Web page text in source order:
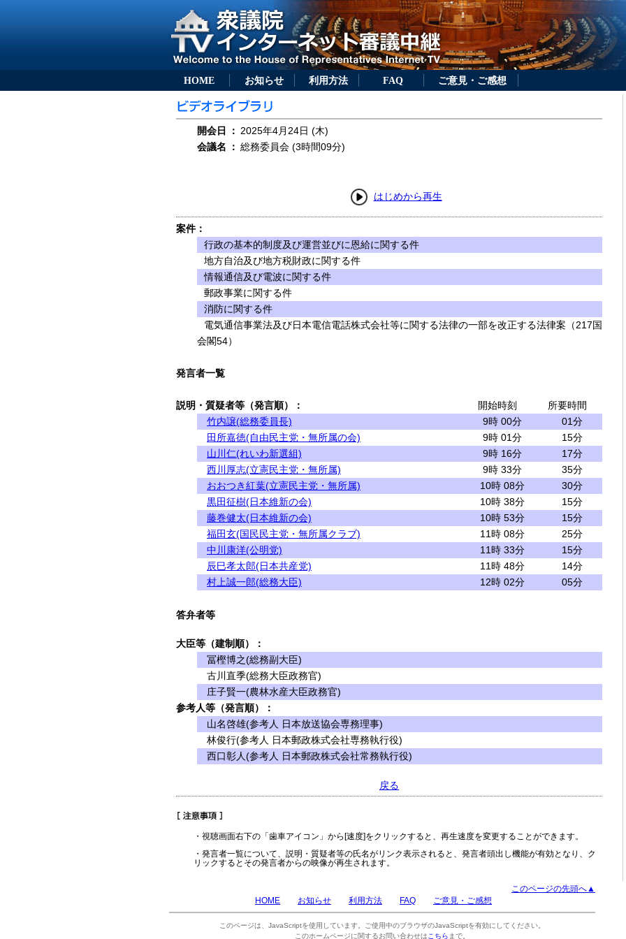
HOME お知らせ 利用方法 FAQ ご意見・ご感想
開会日 ： 2025年4月24日 (木)
会議名
： 総務委員会 (3時間09分)
はじめから再生
案件：
行政の基本的制度及び運営並びに恩給に関する件
地方自治及び地方税財政に関する件
情報通信及び電波に関する件
郵政事業に関する件
消防に関する件
電気通信事業法及び日本電信電話株式会社等に関する法律の一部を改正する法律案（217国
会閣54）
発言者一覧
説明・質疑者等（発言順）： 開始時刻
所要時間
竹内譲(総務委員長)
9時 00分
01分
田所嘉徳(自由民主党・無所属の会)
9時 01分
15分
山川仁(れいわ新選組)
9時 16分
17分
西川厚志(立憲民主党・無所属)
9時 33分
35分
おおつき紅葉(立憲民主党・無所属)
10時 08分
30分
黒田征樹(日本維新の会)
10時 38分
15分
藤巻健太(日本維新の会)
10時 53分
15分
福田玄(国民民主党・無所属クラブ)
11時 08分
25分
中川康洋(公明党)
11時 33分
15分
辰巳孝太郎(日本共産党)
11時 48分
14分
村上誠一郎(総務大臣)
12時 02分 05分
答弁者等
大臣等（建制順）：
冨樫博之(総務副大臣)
古川直季(総務大臣政務官)
庄子賢一(農林水産大臣政務官)
参考人等（発言順）：
山名啓雄(参考人 日本放送協会専務理事)
林俊行(参考人 日本郵政株式会社専務執行役)
西口彰人(参考人 日本郵政株式会社常務執行役)
戻る
・視聴画面右下の「歯車アイコン」から[速度]をクリックすると、再生速度を変更することができます。
・発言者一覧について、説明・質疑者等の氏名がリンク表示されると、発言者頭出し機能が有効となり、ク
リックするとその発言者からの映像が再生されます。
このページの先頭へ▲
HOME
お知らせ 利用方法 FAQ ご意見・ご感想
このページは、JavaScriptを使用しています。ご使用中のブラウザのJavaScriptを有効にしてください。
このホームページに関するお問い合わせは こちら まで。